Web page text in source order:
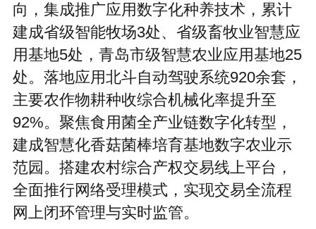
向，集成推广应用数字化种养技术，累计
建成省级智能牧场3处、省级畜牧业智慧应
用基地5处，青岛市级智慧农业应用基地25
处。落地应用北斗自动驾驶系统920余套，
主要农作物耕种收综合机械化率提升至
92%。聚焦食用菌全产业链数字化转型，
建成智慧化香菇菌棒培育基地数字农业示
范园。搭建农村综合产权交易线上平台，
全面推行网络受理模式，实现交易全流程
网上闭环管理与实时监管。